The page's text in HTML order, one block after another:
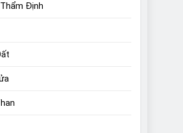
Định